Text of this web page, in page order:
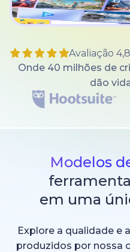
Avaliação
Onde 40 milhões de
dão
Modelos
em uma
Explore a qualidade e
produzidos por nossa